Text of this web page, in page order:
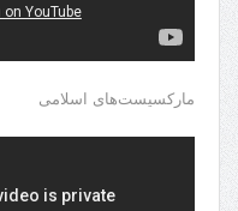
مارکسیست‌های اسلامی